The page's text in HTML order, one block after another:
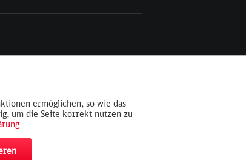
Inaktiv
ermöglichen, so wie das
um die Seite korrekt nutzen zu